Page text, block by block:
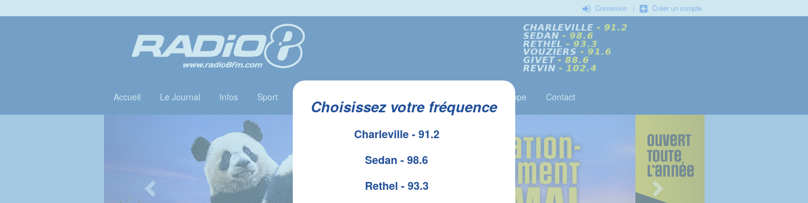
Choisissez votre fréquence
Charleville - 91.2
Sedan - 98.6
Rethel - 93.3
Connexion | Créer un compte
Accueil Le Journal Infos Sport Horoscope Contact